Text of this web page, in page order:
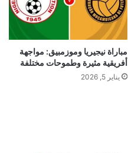
مباراة نيجيريا وموزمبيق: مواجهة
أفريقية مثيرة وطموحات مختلفة
يناير 5, 2026